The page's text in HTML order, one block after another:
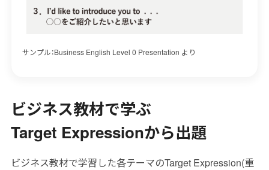
サンプル：Business English Level 0 Presentation より
ビジネス教材で学ぶ
Target Expressionから出題
ビジネス教材で学習した各テーマのTarget Expression(重